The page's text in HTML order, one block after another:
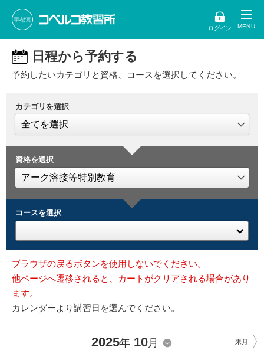
宇都宮
ログイン
日程から予約する
予約したいカテゴリと資格、コースを選択してください。
カテゴリを選択
資格を選択
コースを選択
ブラウザの戻るボタンを使用しないでください。
他ページへ遷移されると、カートがクリアされる場合があり
ます。
カレンダーより講習日を選んでください。
2025年 10月 来月